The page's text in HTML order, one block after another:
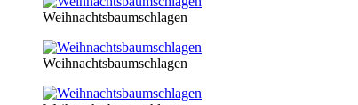
Weihnachtsbaumschlagen
Weihnachtsbaumschlagen